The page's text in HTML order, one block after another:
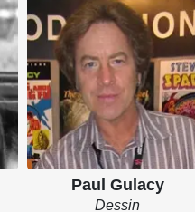
Paul Gulacy
Dessin